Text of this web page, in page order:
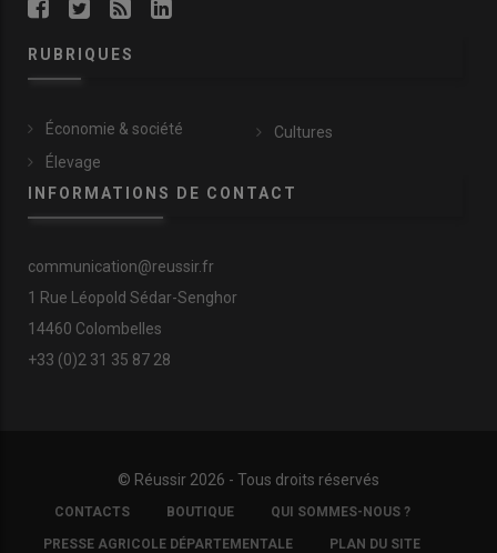
RUBRIQUES
Économie & société
Élevage
Cultures
INFORMATIONS DE CONTACT
communication@reussir.fr
1 Rue Léopold Sédar-Senghor
14460 Colombelles
+33 (0)2 31 35 87 28
© Réussir 2026 - Tous droits réservés
FOOTER
COPYRIGHT
CONTACTS BOUTIQUE QUI SOMMES-NOUS ?
PRESSE AGRICOLE DÉPARTEMENTALE PLAN DU SITE